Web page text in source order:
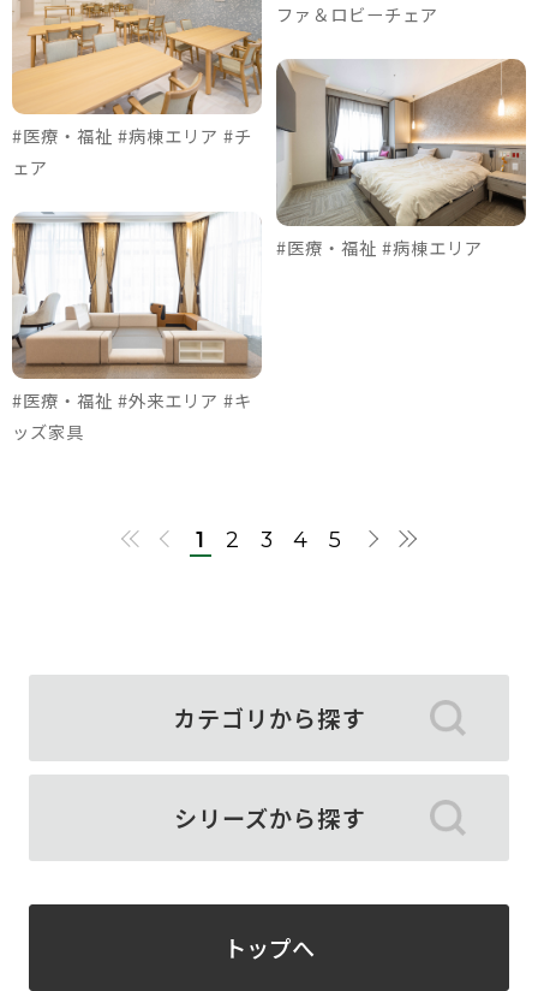
#医療・福祉 #病棟エリア #チ
ェア
#医療・福祉 #外来エリア #キ
ッズ家具
ファ＆ロビーチェア
#医療・福祉 #病棟エリア
1 2 3 4 5
カテゴリから探す
シリーズから探す
トップへ